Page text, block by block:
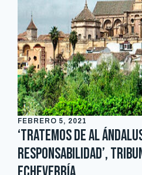
FEBRERO 5, 2021
‘Tratemos de Al
responsabilidad’,